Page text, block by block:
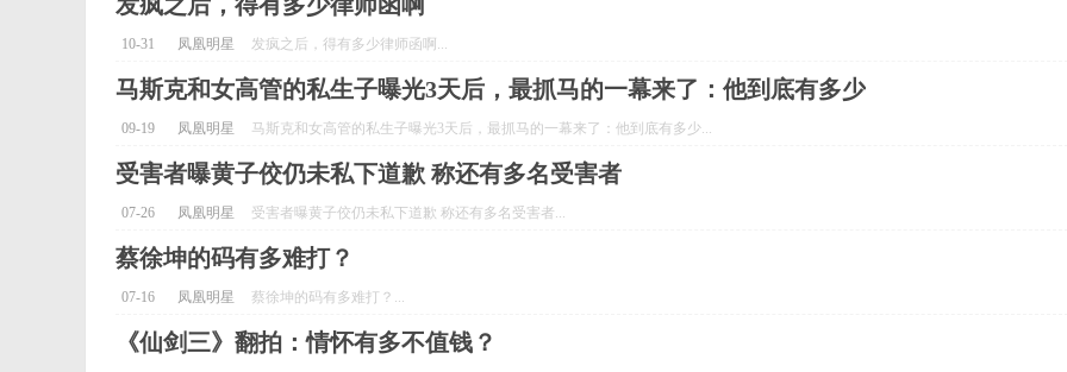
10-31 凤凰明星 发疯之后，得有多少律师函啊...
马斯克和女高管的私生子曝光3天后，最抓马的一幕来了：他到底有多少
09-19 凤凰明星 马斯克和女高管的私生子曝光3天后，最抓马的一幕来了：他到底有多少...
受害者曝黄子佼仍未私下道歉 称还有多名受害者
07-26 凤凰明星 受害者曝黄子佼仍未私下道歉 称还有多名受害者...
蔡徐坤的码有多难打？
07-16 凤凰明星 蔡徐坤的码有多难打？...
《仙剑三》翻拍：情怀有多不值钱？